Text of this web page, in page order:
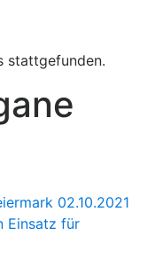
stattgefunden.
02.10.2021
Einsatz für